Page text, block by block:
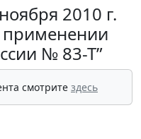
2010 г.
№ 83-Т”
смотрите здесь